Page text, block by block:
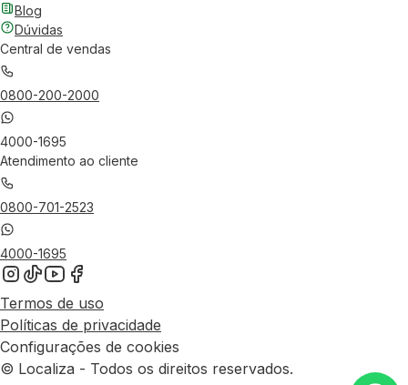
Blog
Dúvidas
Central de vendas
0800-200-2000
4000-1695
Atendimento ao cliente
0800-701-2523
4000-1695
Termos de uso
Políticas de privacidade
Configurações de cookies
© Localiza - Todos os direitos reservados.